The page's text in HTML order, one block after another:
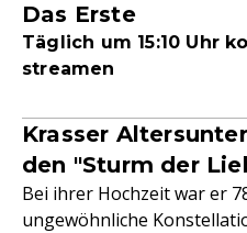
Das Erste
Täglich um 15:10 Uhr
streamen
Krasser
den "Sturm der
Bei ihrer Hochzeit war er
ungewöhnliche